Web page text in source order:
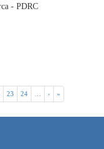
- PDRC
23 24 › »